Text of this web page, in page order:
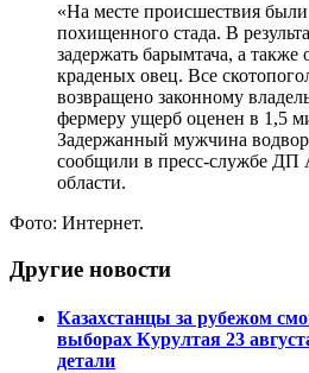
«На месте происшествия
похищенного стада. В
задержать барымтача, а также
краденых овец. Все
возвращено законному
фермеру ущерб оценен в 1,5
Задержанный мужчина
сообщили в пресс-службе ДП
области.
Фото: Интернет.
Другие новости
Казахстанцы за рубежом
выборах Курултая 23
детали